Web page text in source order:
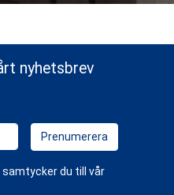
nyhetsbrev
Prenumerera
du till vår